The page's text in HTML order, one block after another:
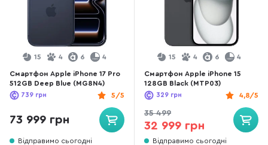
15 4 6 4
Смартфон Apple iPhone 17 Pro
512GB Deep Blue (MG8N4)
5/5
739 грн
73 999 грн
Відправимо сьогодні
15 4 6 4
Смартфон Apple iPhone 15
128GB Black (MTP03)
4,8/5
329 грн
35 499
32 999 грн
Відправимо сьогодні